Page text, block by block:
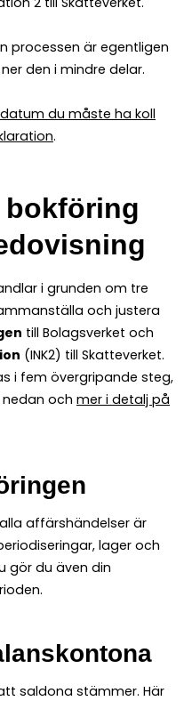
processen är egentligen
den i mindre delar.
du måste ha koll
.
bokföring
i grunden om tre
och justera
till Bolagsverket och
(INK2) till Skatteverket.
i fem övergripande steg,
och mer i detalj på
affärshändelser är
lager och
gör du även din
saldona stämmer. Här